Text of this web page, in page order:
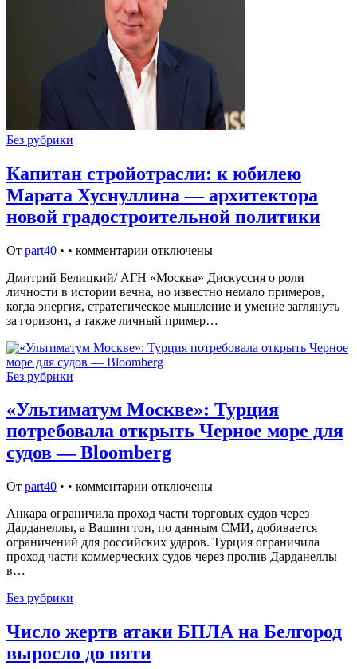
Без рубрики
Капитан стройотрасли: к юбилею
Марата Хуснуллина — архитектора
новой градостроительной политики
От part40 • • комментарии отключены
Дмитрий Белицкий/ АГН «Москва» Дискуссия о роли
личности в истории вечна, но известно немало примеров,
когда энергия, стратегическое мышление и умение заглянуть
за горизонт, а также личный пример…
Без рубрики
«Ультиматум Москве»: Турция
потребовала открыть Черное море для
судов — Bloomberg
От part40 • • комментарии отключены
Анкара ограничила проход части торговых судов через
Дарданеллы, а Вашингтон, по данным СМИ, добивается
ограничений для российских ударов. Турция ограничила
проход части коммерческих судов через пролив Дарданеллы
в…
Без рубрики
Число жертв атаки БПЛА на Белгород
выросло до пяти